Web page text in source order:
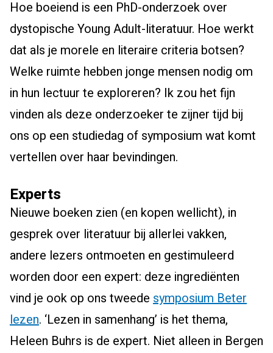
Hoe boeiend is een PhD-onderzoek over
dystopische Young Adult-literatuur. Hoe werkt
dat als je morele en literaire criteria botsen?
Welke ruimte hebben jonge mensen nodig om
in hun lectuur te exploreren? Ik zou het fijn
vinden als deze onderzoeker te zijner tijd bij
ons op een studiedag of symposium wat komt
vertellen over haar bevindingen.
Experts
Nieuwe boeken zien (en kopen wellicht), in
gesprek over literatuur bij allerlei vakken,
andere lezers ontmoeten en gestimuleerd
worden door een expert: deze ingrediënten
vind je ook op ons tweede symposium Beter
lezen. ‘Lezen in samenhang’ is het thema,
Heleen Buhrs is de expert. Niet alleen in Bergen